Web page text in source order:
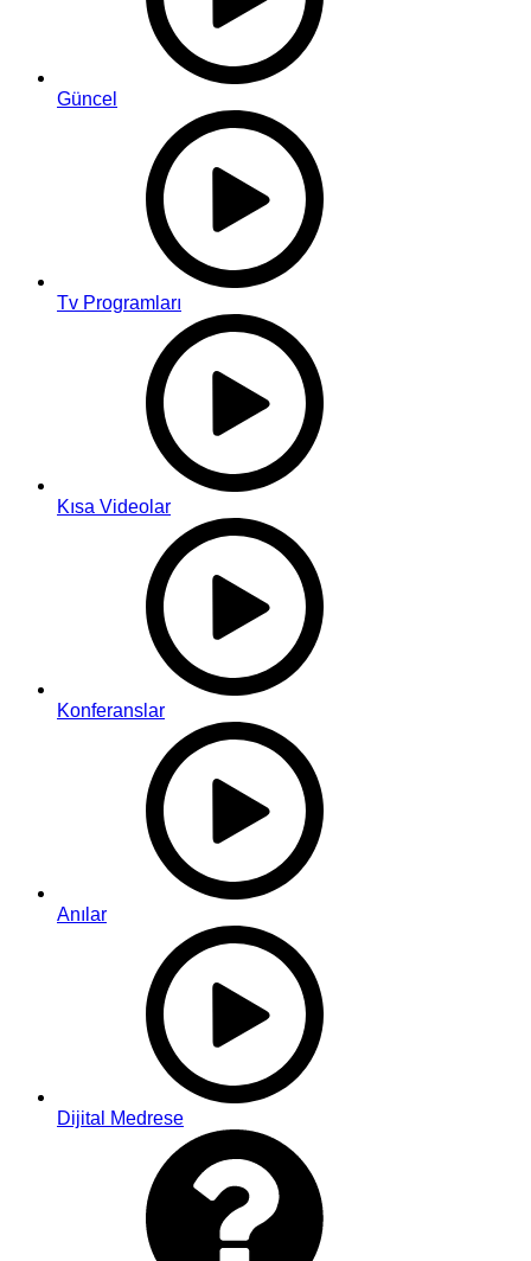
Güncel
Tv Programları
Kısa Videolar
Konferanslar
Anılar
Dijital Medrese